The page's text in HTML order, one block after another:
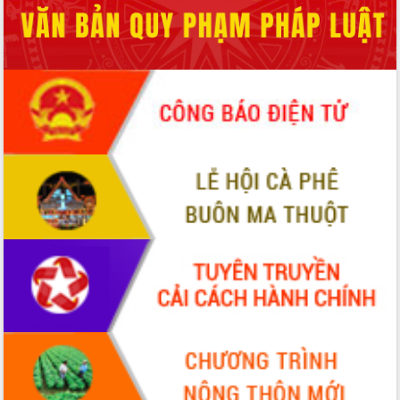
phá cơ chế - Hợp tác công tư
Đề án 06 tạo bước ngoặt đột phá trong
cải cách hành chính tỉnh Đắk Lắk
Kết nối tour, đẩy mạnh chuyển đổi số
để phát triển du lịch Đắk Lắk
Khởi động Dự án Đầu tư xây dựng hạ
tầng kỹ thuật Cụm công nghiệp Tân
Gặp mặt các cơ quan báo chí nhân Kỷ
niệm 101 năm Ngày Báo chí Cách
mạng Việt Nam
Đắk Lắk sơ kết 4 năm triển khai thực
Họp báo thông tin về Hội nghị Công bố
Quy hoạch và Xúc tiến đầu tư tỉnh Đắk
Khơi thông điểm nghẽn, đẩy nhanh
giải ngân vốn khắc phục thiên tai
HĐND tỉnh thông qua điều chỉnh Quy
hoạch tỉnh thời kỳ 2021-2030